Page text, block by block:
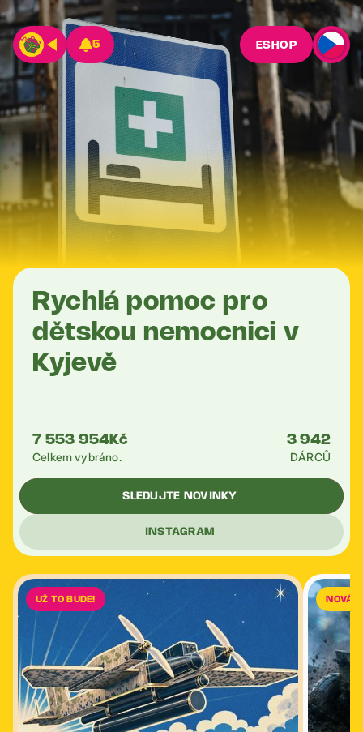
5 ESHOP
Rychlá pomoc pro
dětskou nemocnici v
Kyjevě
7 553 954 Kč 3 942
Celkem vybráno. DÁRCŮ
SLEDUJTE NOVINKY
INSTAGRAM
UŽ TO BUDE! NOVÁ